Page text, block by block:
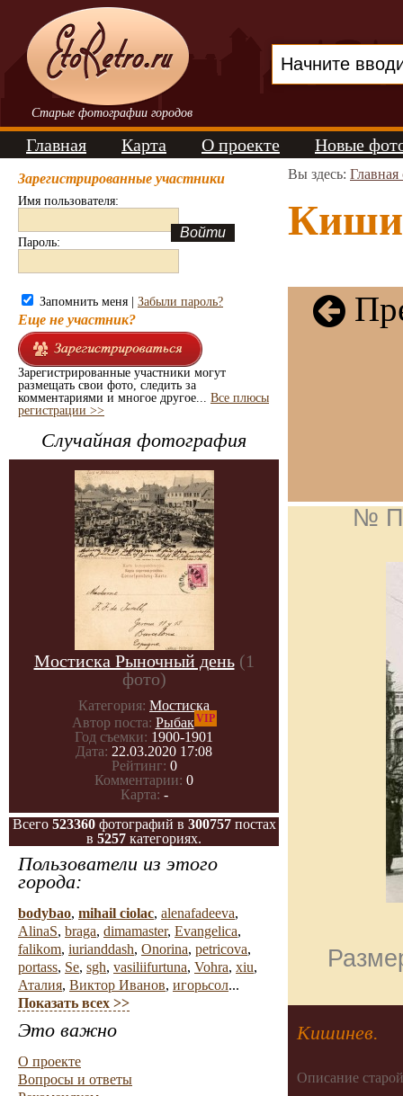
Старые фотографии городов
Главная Карта О проекте Новые
Зарегистрированные участники
Имя пользователя:
Пароль:
Запомнить меня | Забыли пароль?
Еще не участник?
Зарегистрированные участники могут
размещать свои фото, следить за
комментариями и многое другое... Все плюсы
регистрации >>
Случайная фотография
Мостиска Рыночный день (1
фото)
Категория: Мостиска
Автор поста: РыбакVIP
Год съемки: 1900-1901
Дата: 22.03.2020 17:08
Рейтинг: 0
Комментарии: 0
Карта: -
Всего 523360фотографий в 300757постах
в 5257 категориях.
Пользователи из этого
города:
bodybao, mihail ciolac, alenafadeeva,
AlinaS, braga, dimamaster, Evangelica,
falikom, iurianddash, Onorina, petricova,
portass, Se, sgh, vasiliifurtuna, Vohra, xiu,
Аталия, Виктор Иванов, игорьсол...
Показать всех >>
Это важно
О проекте
Вопросы и ответы
Вы здесь: Главная
№
Кишинев.
Описание